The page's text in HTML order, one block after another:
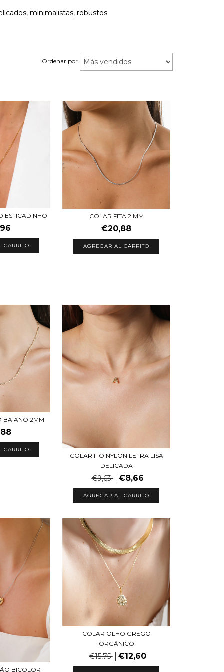
minimalistas, robustos
Ordenar por
ESTICADINHO
CARRITO
COLAR FITA 2 MM
€20,88
AGREGAR AL CARRITO
BAIANO 2MM
CARRITO
COLAR FIO NYLON LETRA LISA
DELICADA
€9,63 €8,66
AGREGAR AL CARRITO
BICOLOR
COLAR OLHO GREGO
ORGÂNICO
€15,75 €12,60